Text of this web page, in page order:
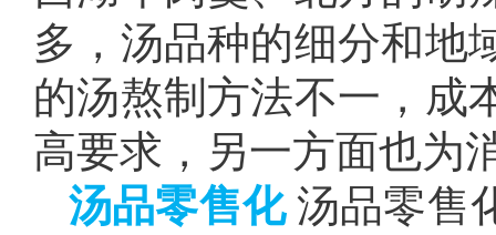
多，汤品种的细分和地
的汤熬制方法不一，成
高要求，另一方面也为
汤品零售化汤品零售